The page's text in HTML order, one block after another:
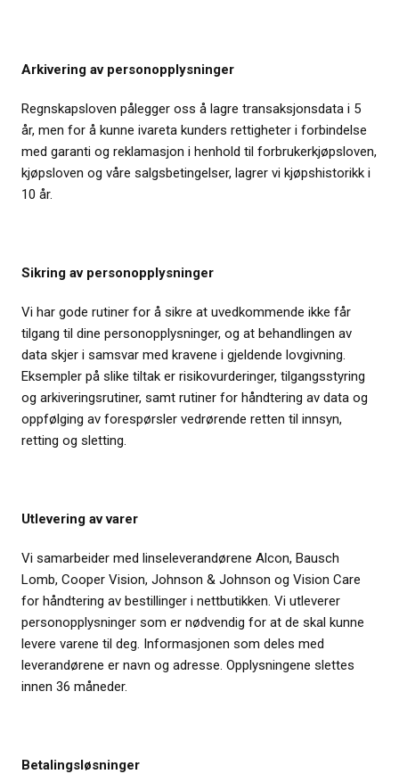
Arkivering av personopplysninger
Regnskapsloven pålegger oss å lagre transaksjonsdata i 5
år, men for å kunne ivareta kunders rettigheter i forbindelse
med garanti og reklamasjon i henhold til forbrukerkjøpsloven,
kjøpsloven og våre salgsbetingelser, lagrer vi kjøpshistorikk i
10 år.
Sikring av personopplysninger
Vi har gode rutiner for å sikre at uvedkommende ikke får
tilgang til dine personopplysninger, og at behandlingen av
data skjer i samsvar med kravene i gjeldende lovgivning.
Eksempler på slike tiltak er risikovurderinger, tilgangsstyring
og arkiveringsrutiner, samt rutiner for håndtering av data og
oppfølging av forespørsler vedrørende retten til innsyn,
retting og sletting.
Utlevering av varer
Vi samarbeider med linseleverandørene Alcon, Bausch
Lomb, Cooper Vision, Johnson & Johnson og Vision Care
for håndtering av bestillinger i nettbutikken. Vi utleverer
personopplysninger som er nødvendig for at de skal kunne
levere varene til deg. Informasjonen som deles med
leverandørene er navn og adresse. Opplysningene slettes
innen 36 måneder.
Betalingsløsninger